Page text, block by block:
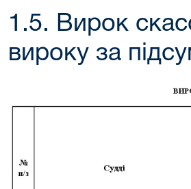
1.5. Вирок
вироку за